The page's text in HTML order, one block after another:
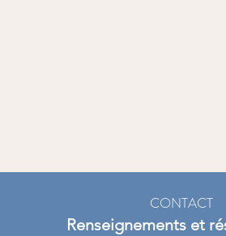
CONTACT
Renseignements et